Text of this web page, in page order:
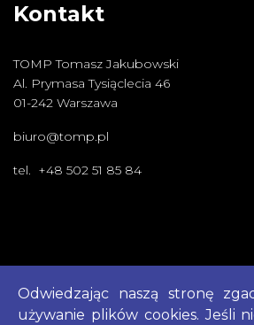
Kontakt
TOMP Tomasz Jakubowski
Al. Prymasa Tysiąclecia 46
01-242 Warszawa
biuro@tomp.pl
tel. +48 502 51 85 84
Odwiedzając naszą stronę
używanie plików cookies. Jeśli